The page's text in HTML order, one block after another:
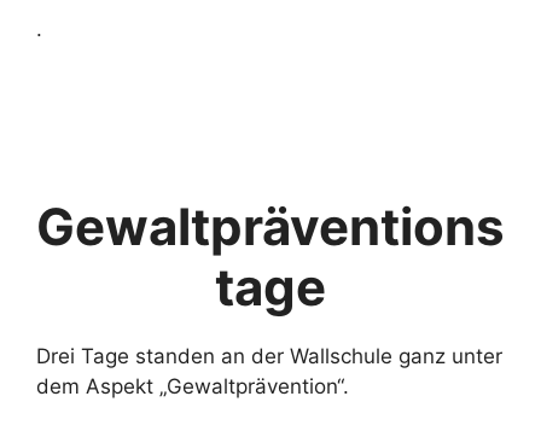
.
Gewaltpräventions
tage
Drei Tage standen an der Wallschule ganz unter
dem Aspekt „Gewaltprävention“.